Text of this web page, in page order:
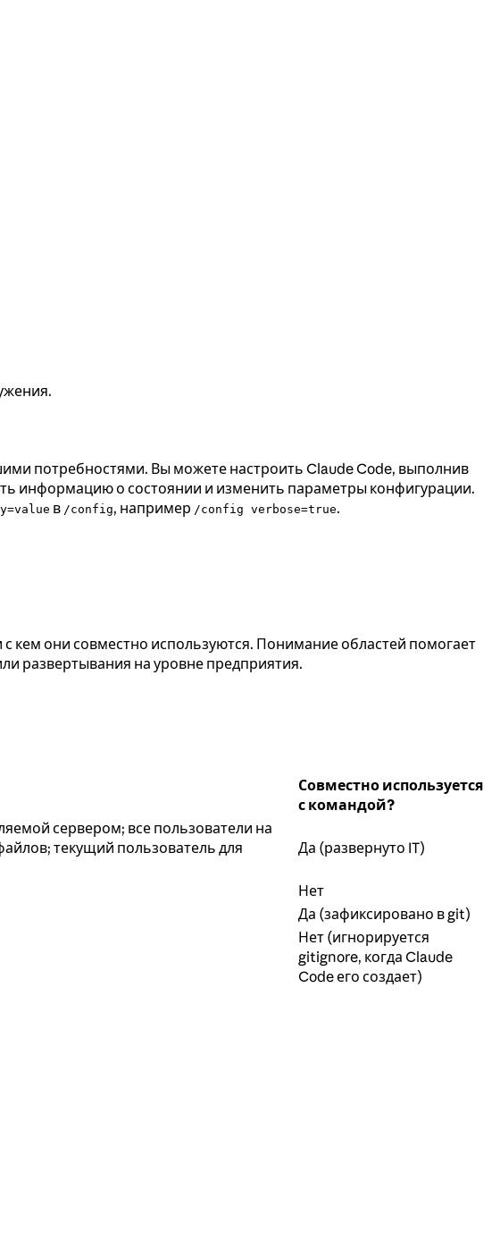
потребностями. Вы можете настроить Claude Code, выполнив
информацию о состоянии и изменить параметры конфигурации.
в /config, например /config verbose=true.
кем они совместно используются. Понимание областей помогает
развертывания на уровне предприятия.
Совместно используется
с командой?
сервером; все пользователи на
текущий пользователь для
Да (развернуто IT)
Нет
Да (зафиксировано в git)
Нет (игнорируется
gitignore, когда Claude
Code его создает)